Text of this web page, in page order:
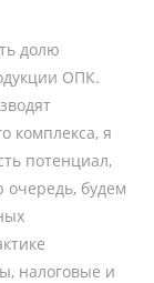
долю
ОПК.
комплекса, я
потенциал,
будем
налоговые и